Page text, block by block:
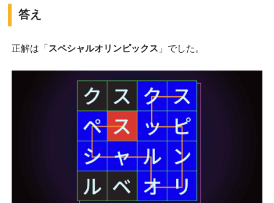
答え
正解は「スペシャルオリンピックス 」でした。